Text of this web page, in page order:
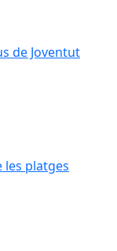
de Joventut
les platges